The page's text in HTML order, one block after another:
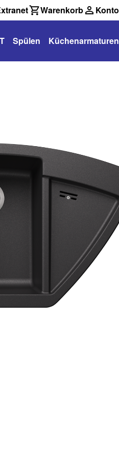
Warenkorb Konto
Spülen Küchenarmaturen